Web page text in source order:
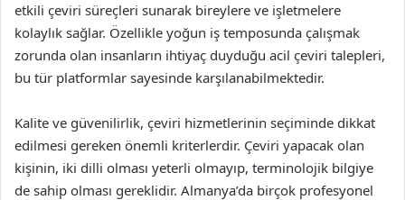
etkili çeviri süreçleri sunarak bireylere ve işletmelere
kolaylık sağlar. Özellikle yoğun iş temposunda çalışmak
zorunda olan insanların ihtiyaç duyduğu acil çeviri talepleri,
bu tür platformlar sayesinde karşılanabilmektedir.
Kalite ve güvenilirlik, çeviri hizmetlerinin seçiminde dikkat
edilmesi gereken önemli kriterlerdir. Çeviri yapacak olan
kişinin, iki dilli olması yeterli olmayıp, terminolojik bilgiye
de sahip olması gereklidir. Almanya’da birçok profesyonel